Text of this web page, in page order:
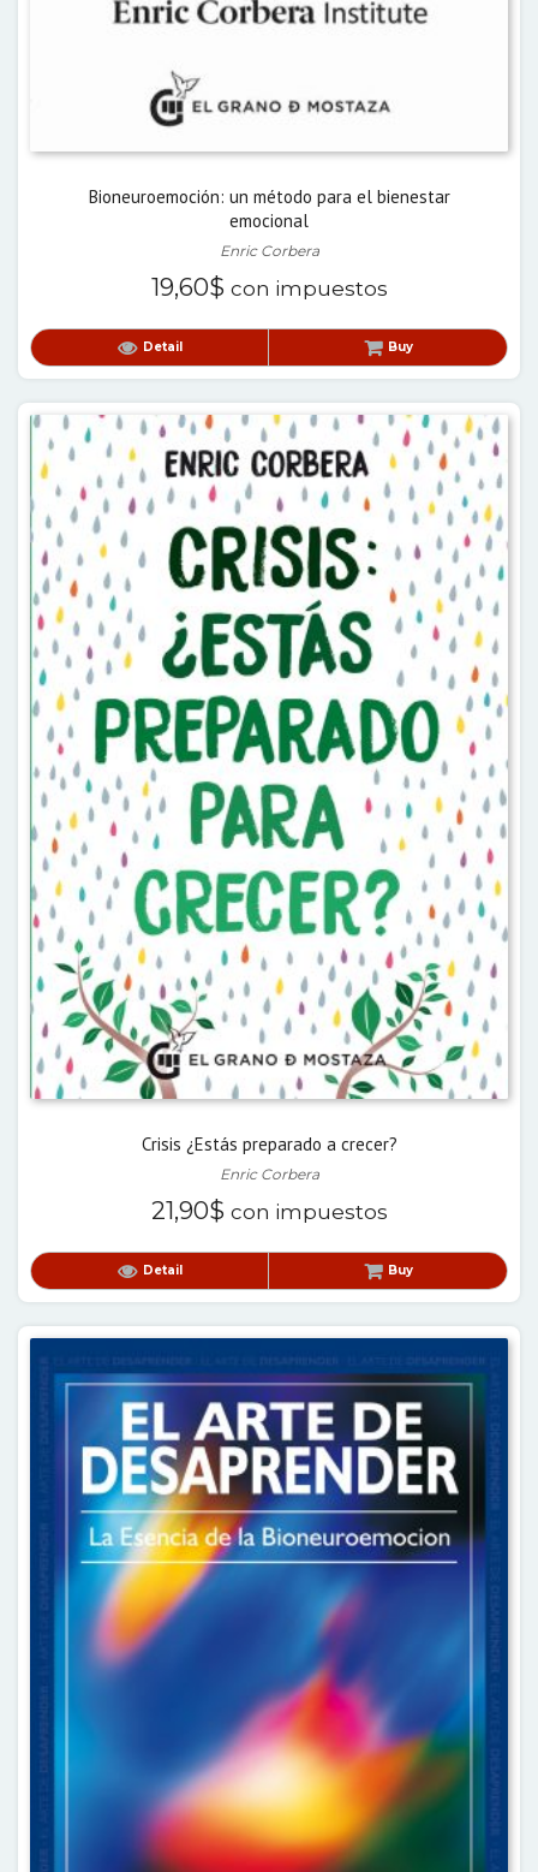
Bioneuroemoción: un método para el bienestar
emocional
Enric Corbera
19,60$ con impuestos
Detail Buy
Crisis ¿Estás preparado a crecer?
Enric Corbera
21,90$ con impuestos
Detail Buy